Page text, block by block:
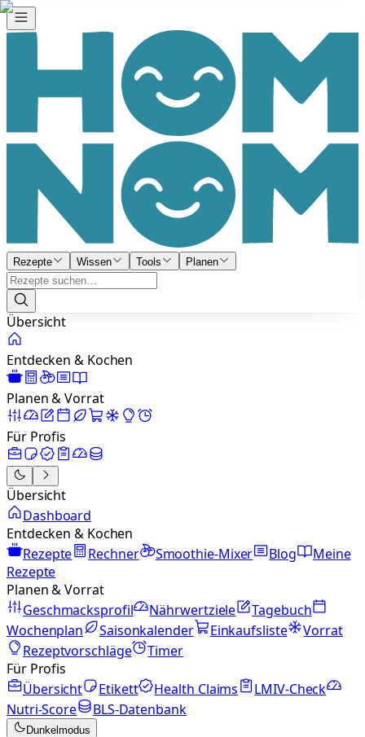
Rezepte Wissen Tools Planen
Übersicht
Entdecken & Kochen
Planen & Vorrat
Für Profis
Übersicht
Dashboard
Entdecken & Kochen
Rezepte
Rechner Smoothie-Mixer Blog
Meine
Rezepte
Planen & Vorrat
Geschmacksprofil
Nährwertziele
Tagebuch
Wochenplan
Saisonkalender Einkaufsliste
Vorrat
Rezeptvorschläge
Timer
Für Profis
Übersicht
Etikett Health Claims
LMIV-Check
Nutri-Score
BLS-Datenbank
Dunkelmodus